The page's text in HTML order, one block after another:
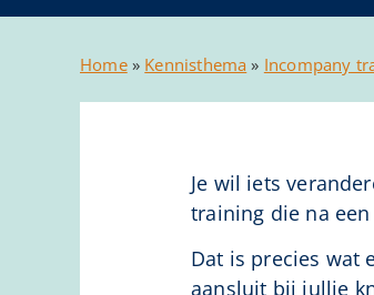
Home» Kennisthema » Incompany
Je wil iets
training die na
Dat is precies wat
aansluit bij jullie